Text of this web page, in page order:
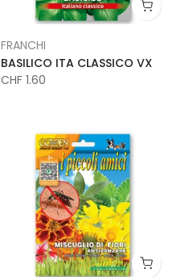
FRANCHI
BASILICO ITA CLASSICO VX
CHF 1.60